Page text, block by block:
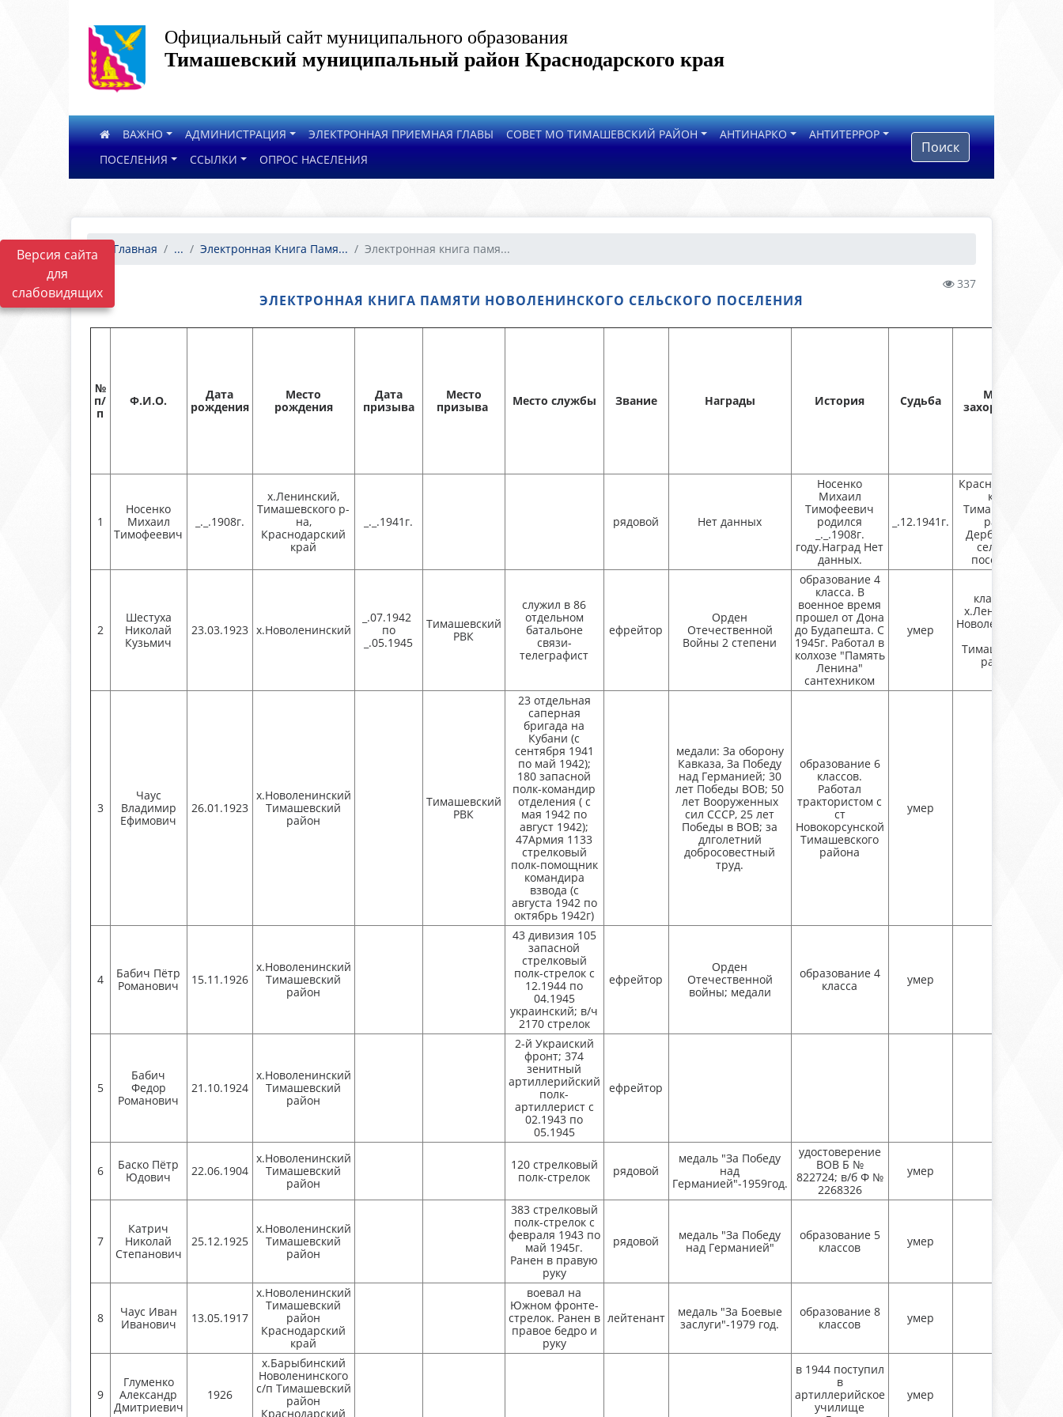
Версия сайта
для
слабовидящих
Официальный сайт муниципального образования
Тимашевский муниципальный район Краснодарского края
ВАЖНО АДМИНИСТРАЦИЯ ЭЛЕКТРОННАЯ ПРИЕМНАЯ ГЛАВЫ СОВЕТ МО ТИМАШЕВСКИЙ РАЙОН АНТИНАРКО
АНТИТЕРРОР
ПОСЕЛЕНИЯ
ССЫЛКИ ОПРОС НАСЕЛЕНИЯ
Поиск
Главная ... Электронная Книга Памя... Электронная книга памя...
337
ЭЛЕКТРОННАЯ КНИГА ПАМЯТИ НОВОЛЕНИНСКОГО СЕЛЬСКОГО ПОСЕЛЕНИЯ
№
п/
п
Ф.И.О.
Дата
рождения
Место
рождения
Дата
призыва
Место
призыва
Место службы Звание Награды История Судьба
Место
захоронения
1
Носенко
Михаил
Тимофеевич
_._.1908г.
х.Ленинский,
Тимашевского р-
на,
Краснодарский
край
_._.1941г. рядовой Нет данных
Носенко
Михаил
Тимофеевич
родился
_._.1908г.
году.Наград Нет
данных.
_.12.1941г.
Краснодарский
край
Тимашевский
район
Дербентское
сельское
поселение
2
Шестуха
Николай
Кузьмич
23.03.1923 х.Новоленинский
_.07.1942
по
_.05.1945
Тимашевский
РВК
служил в 86
отдельном
батальоне
связи-
телеграфист
ефрейтор
Орден
Отечественной
Войны 2 степени
образование 4
класса. В
военное время
прошел от Дона
до Будапешта. С
1945г. Работал в
колхозе "Память
Ленина"
сантехником
умер
кладбище
х.Ленинского
Новоленинского
Тимашевского
района
3
Чаус
Владимир
Ефимович
26.01.1923
х.Новоленинский
Тимашевский
район
Тимашевский
РВК
23 отдельная
саперная
бригада на
Кубани (с
сентября 1941
по май 1942);
180 запасной
полк-командир
отделения ( с
мая 1942 по
август 1942);
47Армия 1133
стрелковый
полк-помощник
командира
взвода (с
августа 1942 по
октябрь 1942г)
медали: За оборону
Кавказа, За Победу
над Германией; 30
лет Победы ВОВ; 50
лет Вооруженных
сил СССР, 25 лет
Победы в ВОВ; за
длголетний
добросовестный
труд.
образование 6
классов.
Работал
трактористом с
ст
Новокорсунской
Тимашевского
района
умер
4
Бабич Пётр
Романович
15.11.1926
х.Новоленинский
Тимашевский
район
43 дивизия 105
запасной
стрелковый
полк-стрелок с
12.1944 по
04.1945
украинский; в/ч
2170 стрелок
ефрейтор
Орден
Отечественной
войны; медали
образование 4
класса
умер
5
Бабич
Федор
Романович
21.10.1924
х.Новоленинский
Тимашевский
район
2-й Украиский
фронт; 374
зенитный
артиллерийский
полк-
артиллерист с
02.1943 по
05.1945
ефрейтор
6
Баско Пётр
Юдович
22.06.1904
х.Новоленинский
Тимашевский
район
120 стрелковый
полк-стрелок
рядовой
медаль "За Победу
над
Германией"-1959год.
удостоверение
ВОВ Б №
822724; в/б Ф №
2268326
умер
7
Катрич
Николай
Степанович
25.12.1925
х.Новоленинский
Тимашевский
район
383 стрелковый
полк-стрелок с
февраля 1943 по
май 1945г.
Ранен в правую
руку
рядовой
медаль "За Победу
над Германией"
образование 5
классов
умер
8
Чаус Иван
Иванович
13.05.1917
х.Новоленинский
Тимашевский
район
Краснодарский
край
воевал на
Южном фронте-
стрелок. Ранен в
правое бедро и
руку
лейтенант
медаль "За Боевые
заслуги"-1979 год.
образование 8
классов
умер
9
Глуменко
Александр
Дмитриевич
1926
х.Барыбинский
Новоленинского
с/п Тимашевский
район
Краснодарский
в 1944 поступил
в
артиллерийское
училище
умер